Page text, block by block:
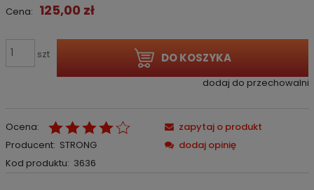
Cena: 125,00 zł
szt DO KOSZYKA
dodaj do przechowalni
Ocena:
Producent: STRONG
Kod produktu: 3636
zapytaj o produkt
dodaj opinię